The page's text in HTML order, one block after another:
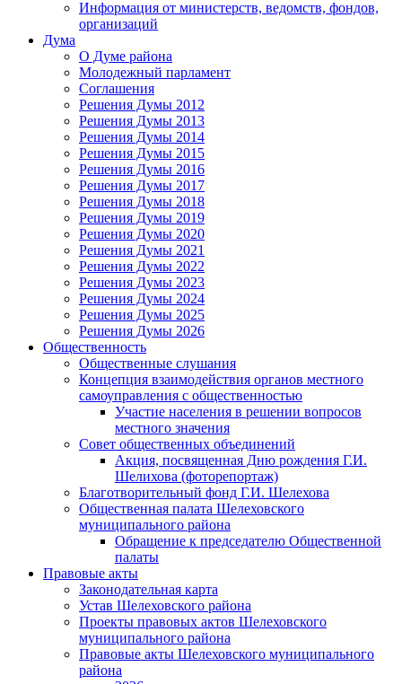
Информация от министерств, ведомств, фондов,
организаций
Дума
О Думе района
Молодежный парламент
Соглашения
Решения Думы 2012
Решения Думы 2013
Решения Думы 2014
Решения Думы 2015
Решения Думы 2016
Решения Думы 2017
Решения Думы 2018
Решения Думы 2019
Решения Думы 2020
Решения Думы 2021
Решения Думы 2022
Решения Думы 2023
Решения Думы 2024
Решения Думы 2025
Решения Думы 2026
Общественность
Общественные слушания
Концепция взаимодействия органов местного
самоуправления с общественностью
Участие населения в решении вопросов
местного значения
Совет общественных объединений
Акция, посвященная Дню рождения Г.И.
Шелихова (фоторепортаж)
Благотворительный фонд Г.И. Шелехова
Общественная палата Шелеховского
муниципального района
Обращение к председателю Общественной
палаты
Правовые акты
Законодательная карта
Устав Шелеховского района
Проекты правовых актов Шелеховского
муниципального района
Правовые акты Шелеховского муниципального
района